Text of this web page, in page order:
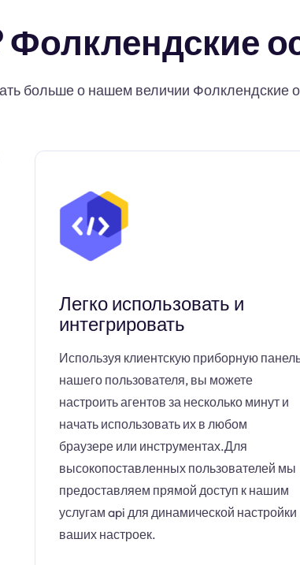
больше о нашем величии Фолклендские
Легко использовать и
интегрировать
Используя клиентскую приборную
нашего пользователя, вы можете
настроить агентов за несколько минут и
начать использовать их в любом
браузере или инструментах.Для
высокопоставленных пользователей мы
предоставляем прямой доступ к нашим
услугам api для динамической настройки
ваших настроек.